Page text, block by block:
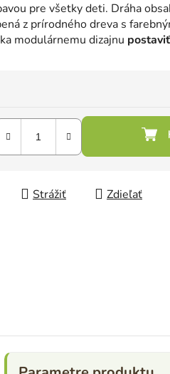
pre všetky deti. Dráha
z prírodného dreva s
modulárnemu dizajnu
Strážiť Zdieľať